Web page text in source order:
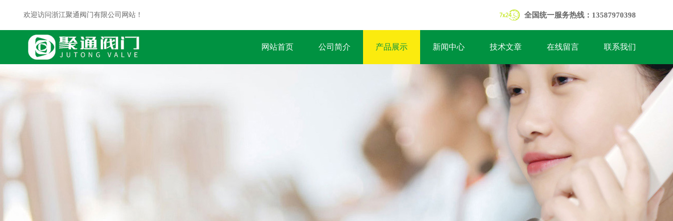
欢迎访问浙江聚通阀门有限公司网站！ 全国统一服务热线：13587970398
网站首页 公司简介 产品展示 新闻中心 技术文章 在线留言 联系我们